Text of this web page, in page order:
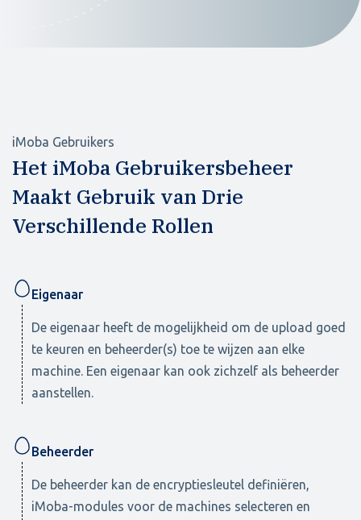
iMoba Gebruikers
Het iMoba Gebruikersbeheer
Maakt Gebruik van Drie
Verschillende Rollen
Eigenaar
De eigenaar heeft de mogelijkheid om de upload goed
te keuren en beheerder(s) toe te wijzen aan elke
machine. Een eigenaar kan ook zichzelf als beheerder
aanstellen.
Beheerder
De beheerder kan de encryptiesleutel definiëren,
iMoba-modules voor de machines selecteren en